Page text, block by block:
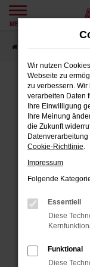
Zum
springen
MENÜ
Beim Laden
Hier sind ein
Prüfe
können
Wir nutzen
Webseite zu
zu verbessern.
verarbeiten Daten
Ihre Einwilligung
Ihre Meinung
die Zukunft
Cookie-Richtlinie.
Impressum
Folgende
Essentiell
Diese
Funktional
Diese